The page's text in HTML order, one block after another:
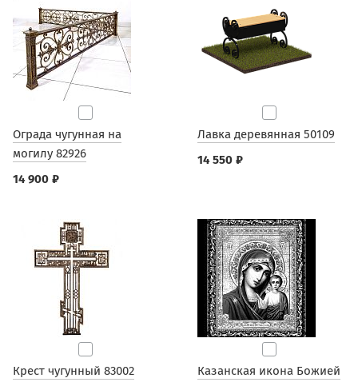
Ограда чугунная на
могилу 82926
14 900 ₽
Лавка деревянная 50109
14 550 ₽
Крест чугунный 83002
Казанская икона Божией